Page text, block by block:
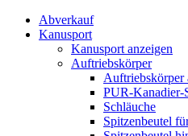
Abverkauf
Kanusport
Kanusport anzeigen
Auftriebskörper
Auftriebskörper
PUR-Kanadier-
Schläuche
Spitzenbeutel